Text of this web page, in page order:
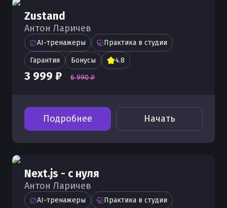
Zustand
Антон Ларичев
AI-тренажеры Практика в студии
Гарантия Бонусы 4.8
3 999 ₽ 6 990 ₽
Подробнее Начать
Next.js - с нуля
Антон Ларичев
AI-тренажеры Практика в студии